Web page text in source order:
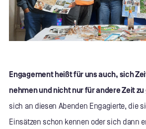
Engagement heißt für uns auch, sich
nehmen und nicht nur für andere Zeit
sich an diesen Abenden Engagierte, die
Einsätzen schon kennen oder sich dann